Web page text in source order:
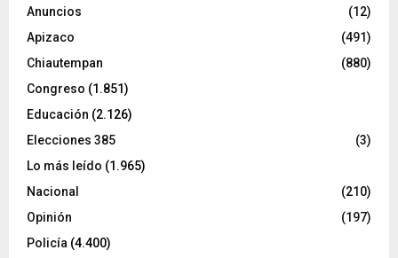
Anuncios
(12)
Apizaco
(491)
Chiautempan
(880)
Congreso (1.851)
Educación (2.126)
Elecciones 385
(3)
Lo más leído (1.965)
Nacional
(210)
Opinión
(197)
Policía (4.400)